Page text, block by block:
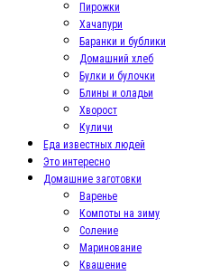
Пирожки
Хачапури
Баранки и бублики
Домашний хлеб
Булки и булочки
Блины и оладьи
Хворост
Куличи
Еда известных людей
Это интересно
Домашние заготовки
Варенье
Компоты на зиму
Соление
Маринование
Квашение